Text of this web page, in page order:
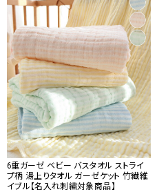
6重ガーゼ ベビー バスタオル ストライ
プ柄 湯上りタオル ガーゼケット 竹繊維
イブル【名入れ刺繍対象商品】